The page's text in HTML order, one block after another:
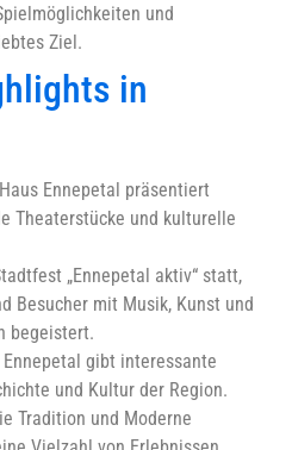
und
Ziel.
in
Ennepetal präsentiert
Theaterstücke und kulturelle
„Ennepetal aktiv“ statt,
Besucher mit Musik, Kunst und
begeistert.
gibt interessante
und Kultur der Region.
Tradition und Moderne